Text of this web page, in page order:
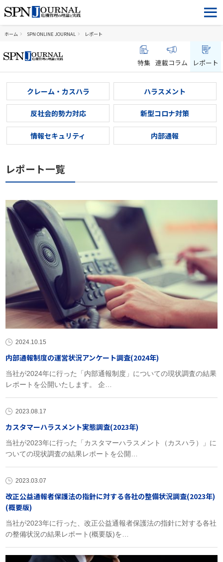
ホーム SPN ONLINE JOURNAL レポート
特集 連載コラム レポート
クレーム・カスハラ ハラスメント
反社会的勢力対応 新型コロナ対策
情報セキュリティ 内部通報
レポート一覧
2024.10.15
内部通報制度の運営状況アンケート調査(2024年)
当社が2024年に行った「内部通報制度」についての現状調査の結果
レポートを公開いたします。 企…
2023.08.17
カスタマーハラスメント実態調査(2023年)
当社が2023年に行った「カスタマーハラスメント（カスハラ）」に
ついての現状調査の結果レポートを公開…
2023.03.07
改正公益通報者保護法の指針に対する各社の整備状況調査(2023年)
(概要版)
当社が2023年に行った、改正公益通報者保護法の指針に対する各社
の整備状況の結果レポート(概要版)を…